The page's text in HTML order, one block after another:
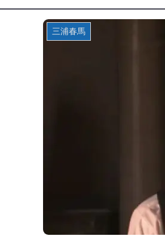
三浦春馬